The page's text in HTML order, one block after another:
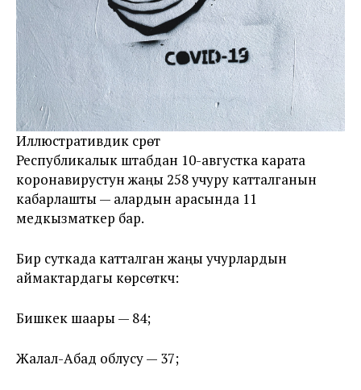
Иллюстративдик сүрөт
Республикалык штабдан 10-августка карата
коронавирустун жаңы 258 учуру катталганын
кабарлашты — алардын арасында 11
медкызматкер бар.
Бир суткада катталган жаңы учурлардын
аймактардагы көрсөткүчү:
Бишкек шаары — 84;
Жалал-Абад облусу — 37;